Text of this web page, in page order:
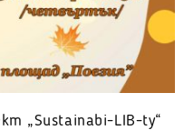
„Sustainabi-LIB-ty“